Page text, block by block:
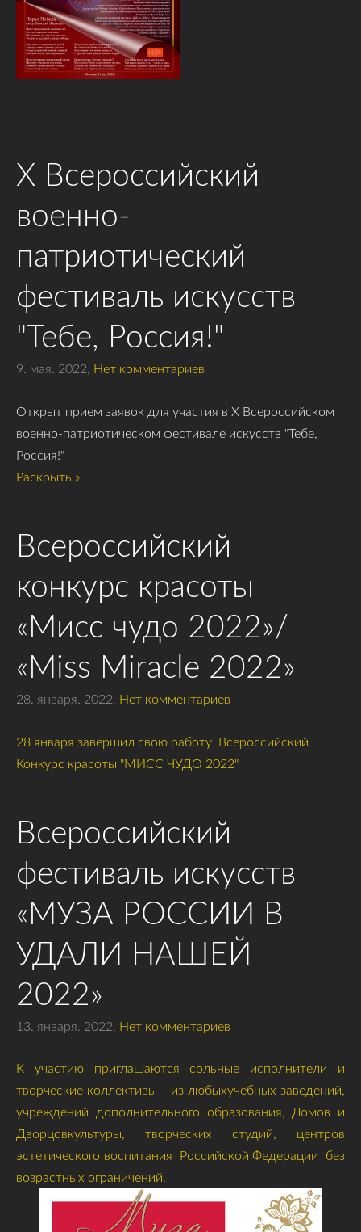
Х Всероссийский
военно-
патриотический
фестиваль искусств
"Тебе, Россия!"
9. мая. 2022, Нет комментариев
Открыт прием заявок для участия в Х Всероссийском
военно-патриотическом фестивале искусств "Тебе,
Россия!"
Раскрыть »
Всероссийский
конкурс красоты
«Мисс чудо 2022»/
«Miss Miracle 2022»
28. января. 2022, Нет комментариев
28 января завершил свою работу Всероссийский
Конкурс красоты "МИСС ЧУДО 2022"
Всероссийский
фестиваль искусств
«МУЗА РОССИИ В
УДАЛИ НАШЕЙ
2022»
13. января. 2022, Нет комментариев
К участию приглашаются сольные исполнители и
творческие коллективы - из любыхучебных заведений,
учреждений дополнительного образования, Домов и
Дворцовкультуры, творческих студий, центров
эстетического воспитания Российской Федерации без
возрастных ограничений.